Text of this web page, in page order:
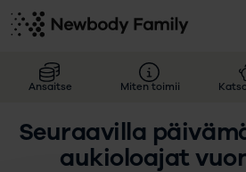
Ansaitse Miten toimii
Seuraavilla
aukioloajat